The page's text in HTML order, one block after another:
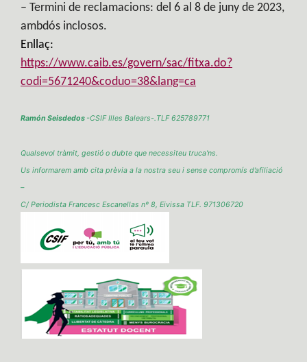
– Termini de reclamacions: del 6 al 8 de juny de 2023,
ambdós inclosos.
Enllaç:
https://www.caib.es/govern/sac/fitxa.do?
codi=5671240&coduo=38&lang=ca
Ramón Seisdedos -CSIF Illes Balears-.TLF 625789771
Qualsevol tràmit, gestió o dubte que necessiteu truca'ns.
Us informarem amb cita prèvia a la nostra seu i sense compromís d’afiliació
–
C/ Periodista Francesc Escanellas nº 8, Eivissa TLF. 971306720